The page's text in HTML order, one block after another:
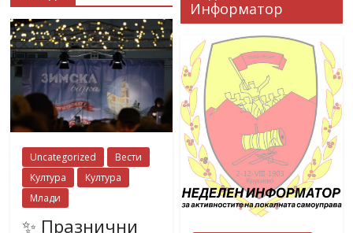
Uncategorized
Вести
Култура
Култура
Млади
✨ Празнични
Информатор